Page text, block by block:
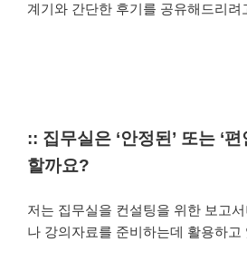
계기와 간단한 후기를 공유해드리려
:: 집무실은 ‘안정된’ 또는 ‘
할까요?
저는 집무실을 컨설팅을 위한 보고
나 강의자료를 준비하는데 활용하고